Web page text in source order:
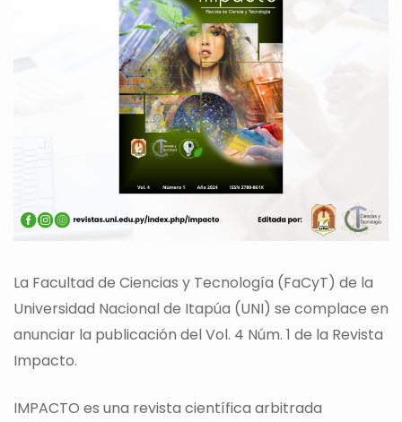
La Facultad de Ciencias y Tecnología (FaCyT) de la
Universidad Nacional de Itapúa (UNI) se complace en
anunciar la publicación del Vol. 4 Núm. 1 de la Revista
Impacto.
IMPACTO es una revista científica arbitrada